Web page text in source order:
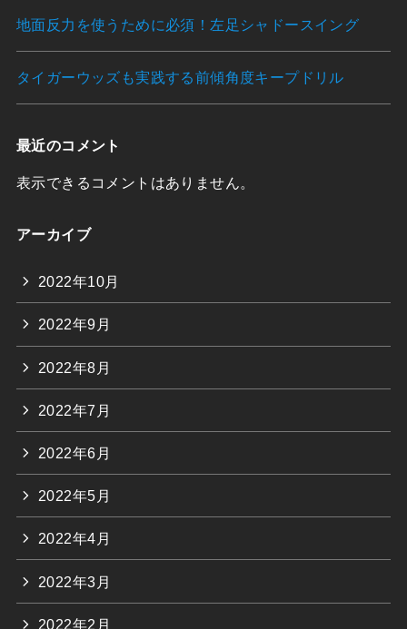
地面反力を使うために必須！左足シャドースイング
タイガーウッズも実践する前傾角度キープドリル
最近のコメント
表示できるコメントはありません。
アーカイブ
2022年10月
2022年9月
2022年8月
2022年7月
2022年6月
2022年5月
2022年4月
2022年3月
2022年2月